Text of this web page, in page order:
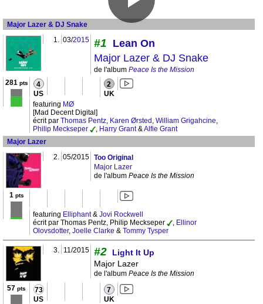
Major Lazer & DJ Snake
1. 03/2015 #1 Lean On
Major Lazer & DJ Snake
de l'album Peace Is the Mission
281 pts 4
US
2
UK
featuring MØ
[Mad Decent Digital]
écrit par Thomas Pentz, Karen Ørsted , William Grigahcine,
Philip Meckseper
, Harry Grant&Alfie Grant
Major Lazer
2. 05/2015 Too Original
Major Lazer
de l'album Peace Is the Mission
1 pts
featuring Elliphant& Jovi Rockwell
écrit par Thomas Pentz, Philip Meckseper
, Ellinor
Olovsdotter, Joelle Clarke & Tommy Tysper
3. 11/2015 #2
Light It Up
Major Lazer
de l'album Peace Is the Mission
57 pts 73
US
7
UK